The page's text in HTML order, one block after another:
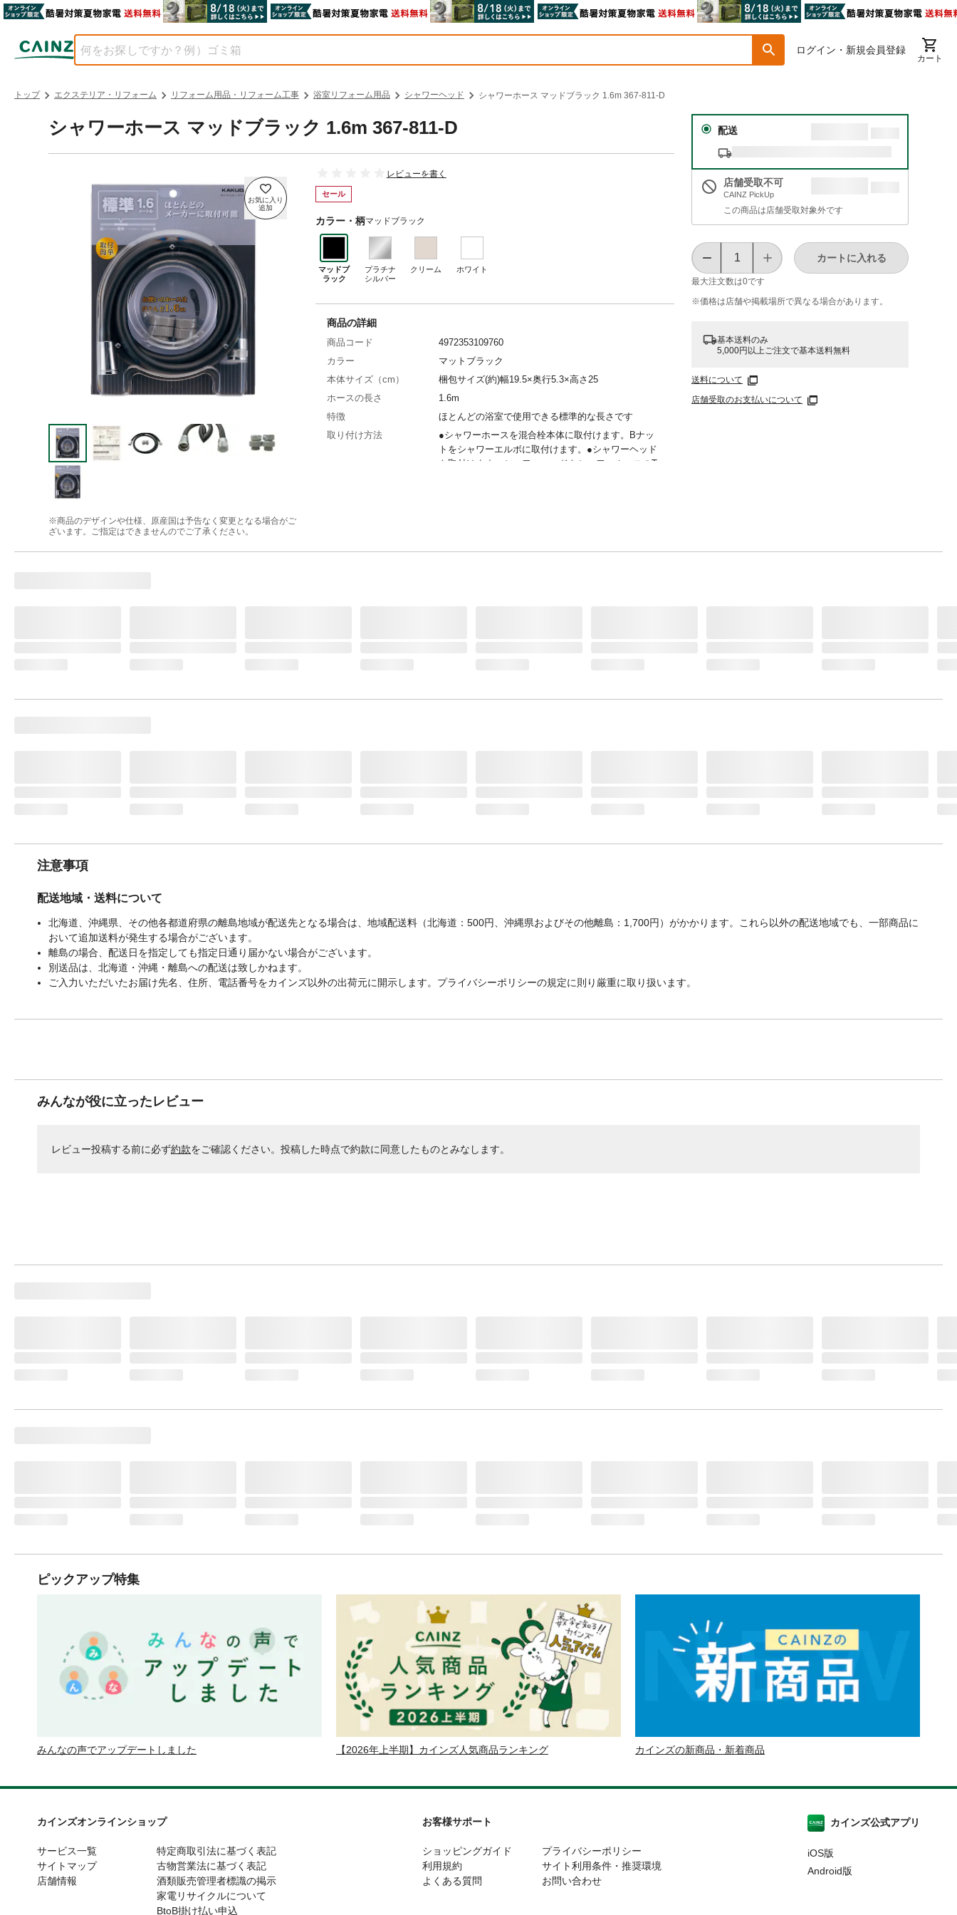
ログイン・新規会員登録
カート
トップ エクステリア・リフォーム リフォーム用品・リフォーム工事 浴室リフォーム用品 シャワーヘッド シャワーホース マッドブラック 1.6m 367-811-D
シャワーホース マッドブラック 1.6m 367-811-D
※商品のデザインや仕様、原産国は予告なく変更となる場合がご
ざいます。ご指定はできませんのでご了承ください。
レビューを書く
セール
カラー・柄マッドブラック
マッドブ
ラック
プラチナ
シルバー
クリーム ホワイト
配送
店舗受取不可
CAINZ PickUp
この商品は店舗受取対象外です
最大注文数は0です
カートに入れる
※価格は​店舗や​掲載場所で​異なる​場合が​あります。
基本送料のみ
5,000円以上ご注文で基本送料無料
送料について
店舗受取のお支払いについて
商品の詳細
商品コード
4972353109760
カラー
マットブラック
本体サイズ（cm）
梱包サイズ(約)幅19.5×奥行5.3×高さ25
ホースの長さ
1.6m
特徴
ほとんどの浴室で使用できる標準的な長さです
取り付け方法
●シャワーホースを混合栓本体に取付けます。Bナッ
トをシャワーエルボに取付けます。●シャワーヘッド
を取付けます。シャワーヘッドをシャワーホースのT
使用圧力
0.05~0.75MPa
注意事項
配送地域・送料について
北海道、沖縄県、その他各都道府県の離島地域が配送先となる場合は、地域配送料（北海道：500円、沖縄県およびその他離島：1,700円）がかかります。これら以外の配送地域でも、一部商品に
おいて追加送料が発生する場合がございます。
離島の場合、配送日を指定しても指定日通り届かない場合がございます。
別送品は、北海道・沖縄・離島への配送は致しかねます。
ご入力いただいたお届け先名、住所、電話番号をカインズ以外の出荷元に開示します。プライバシーポリシーの規定に則り厳重に取り扱います。
みんなが役に立ったレビュー
レビュー投稿する前に必ず約款をご確認ください。投稿した時点で約款に同意したものとみなします。
ピックアップ特集
みんなの声でアップデートしました 【2026年上半期】カインズ人気商品ランキング カインズの新商品・新着商品
カインズオンラインショップ
サービス一覧
サイトマップ
店舗情報
特定商取引法に基づく表記
古物営業法に基づく表記
酒類販売管理者標識の掲示
家電リサイクルについて
BtoB掛け払い申込
お客様サポート
ショッピングガイド
利用規約
よくある質問
プライバシーポリシー
サイト利用条件・推奨環境
お問い合わせ
カインズ公式アプリ
iOS版
Android版